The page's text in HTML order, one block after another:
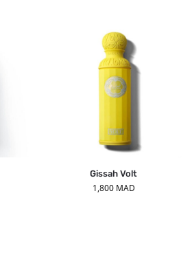
Gissah Volt
1,800 MAD